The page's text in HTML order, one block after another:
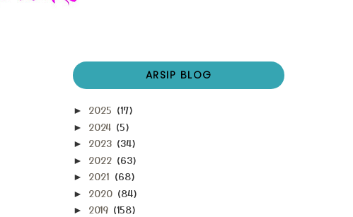
ARSIP BLOG
► 2025 (17)
► 2024 (5)
► 2023 (34)
► 2022 (63)
► 2021 (68)
► 2020 (84)
► 2019 (158)